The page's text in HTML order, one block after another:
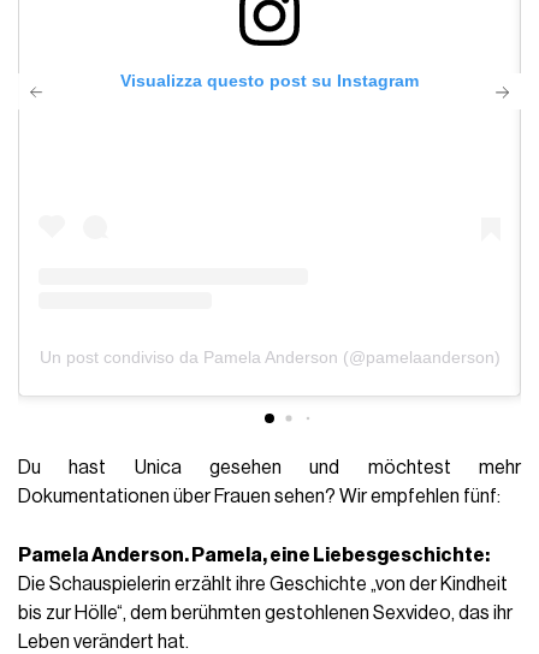
Visualizza questo post su Instagram
Un post condiviso da Pamela Anderson (@pamelaanderson)
Du hast Unica gesehen und möchtest mehr
Dokumentationen über Frauen sehen? Wir empfehlen fünf:
Pamela Anderson. Pamela, eine Liebesgeschichte:
Die Schauspielerin erzählt ihre Geschichte „von der Kindheit
bis zur Hölle“, dem berühmten gestohlenen Sexvideo, das ihr
Leben verändert hat.